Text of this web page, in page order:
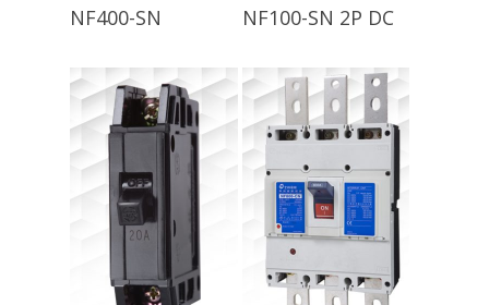
NF400-SN NF100-SN 2P DC